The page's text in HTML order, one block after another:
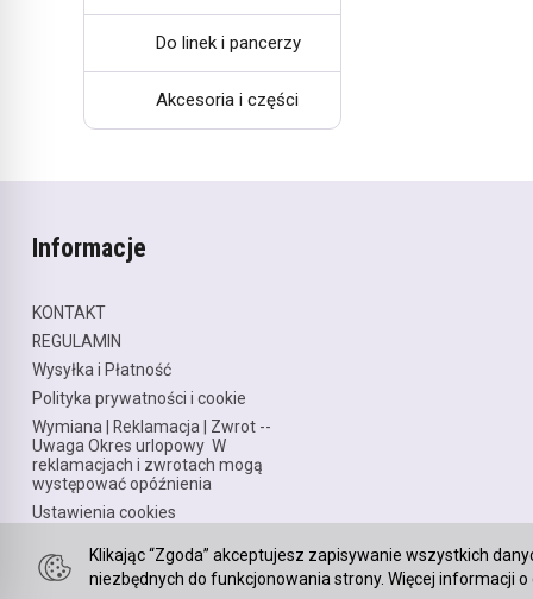
Do linek i pancerzy
Akcesoria i części
Informacje
KONTAKT
REGULAMIN
Wysyłka i Płatność
Polityka prywatności i cookie
Wymiana | Reklamacja | Zwrot --
Uwaga Okres urlopowy W
reklamacjach i zwrotach mogą
występować opóźnienia
Ustawienia cookies
Klikając “Zgoda” akceptujesz zapisywanie wszystkich
niezbędnych do funkcjonowania strony. Więcej informacji